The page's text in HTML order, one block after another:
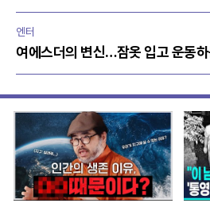
엔터
여에스더의 변신…잠옷 입고 운동